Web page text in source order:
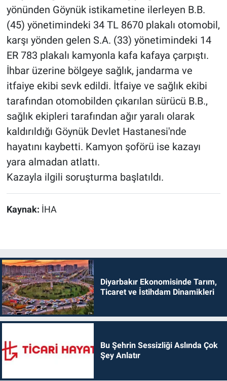
yönünden Göynük istikametine ilerleyen B.B.
(45) yönetimindeki 34 TL 8670 plakalı otomobil,
karşı yönden gelen S.A. (33) yönetimindeki 14
ER 783 plakalı kamyonla kafa kafaya çarpıştı.
İhbar üzerine bölgeye sağlık, jandarma ve
itfaiye ekibi sevk edildi. İtfaiye ve sağlık ekibi
tarafından otomobilden çıkarılan sürücü B.B.,
sağlık ekipleri tarafından ağır yaralı olarak
kaldırıldığı Göynük Devlet Hastanesi'nde
hayatını kaybetti. Kamyon şoförü ise kazayı
yara almadan atlattı.
Kazayla ilgili soruşturma başlatıldı.
Kaynak: İHA
Diyarbakır Ekonomisinde Tarım,
Ticaret ve İstihdam Dinamikleri
Bu Şehrin Sessizliği Aslında Çok
Şey Anlatır